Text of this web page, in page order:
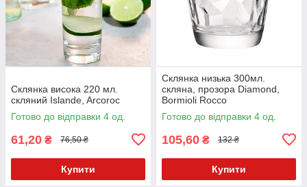
Склянка висока 220 мл.
скляний Islande, Arcoroc
Готово до відправки 4 од.
61,20 ₴ 76,50 ₴
Купити
Склянка низька 300мл.
скляна, прозора Diamond,
Bormioli Rocco
Готово до відправки 4 од.
105,60 ₴ 132 ₴
Купити